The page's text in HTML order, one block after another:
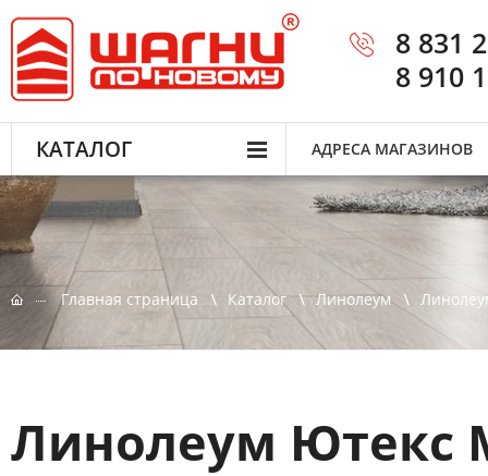
8 831
8 910
КАТАЛОГ АДРЕСА МАГАЗИНОВ
Главная страница Каталог Линолеум
Линолеум Ютекс